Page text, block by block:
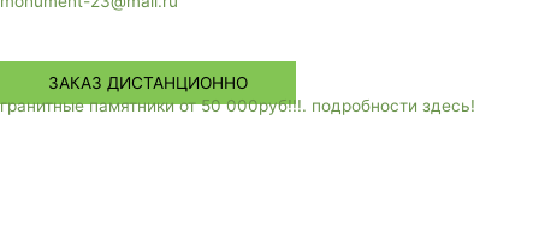
Меню
ЗАКАЗ ДИСТАНЦИОННО
гранитные памятники от 50 000руб!!!. подробности здесь!